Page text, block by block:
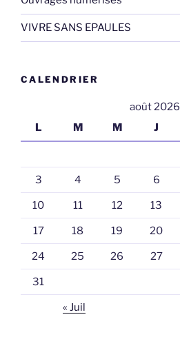
VIVRE SANS EPAULES
CALENDRIER
août 2026
L
M M J
3 4 5 6
10 11 12 13
17 18 19 20
24 25 26 27
31
« Juil